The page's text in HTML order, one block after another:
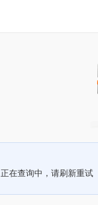
正在查询中，请刷新重试